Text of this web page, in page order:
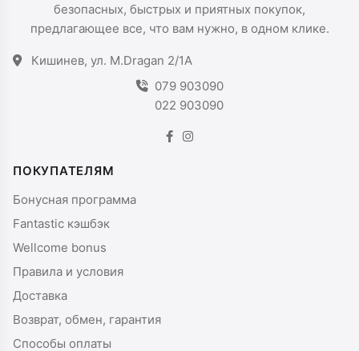
безопасных, быстрых и приятных покупок,
предлагающее все, что вам нужно, в одном клике.
Кишинев, ул. M.Dragan 2/1A
079 903090
022 903090
ПОКУПАТЕЛЯМ
Бонусная программа
Fantastic кэшбэк
Wellcome bonus
Правила и условия
Доставка
Возврат, обмен, гарантия
Способы оплаты